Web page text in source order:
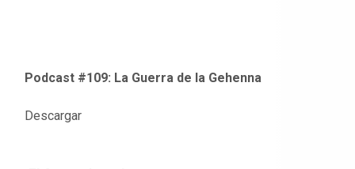
Podcast #109: La Guerra de la Gehenna
Descargar